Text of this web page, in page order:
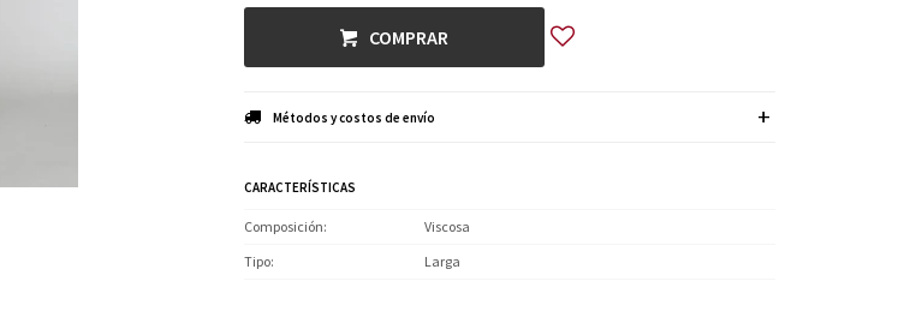
COMPRAR
Métodos y costos de envío
CARACTERÍSTICAS
Composición
Viscosa
Tipo
Larga